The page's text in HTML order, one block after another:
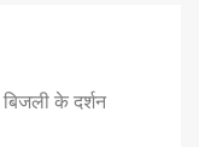
के दर्शन